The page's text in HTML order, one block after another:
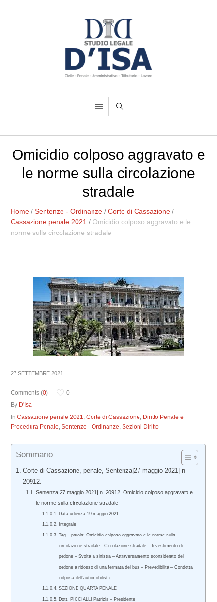
Omicidio colposo aggravato e
le norme sulla circolazione
stradale
Home /Sentenze - Ordinanze /Corte di Cassazione /
Cassazione penale 2021 / Omicidio colposo aggravato e le
norme sulla circolazione stradale
27 SETTEMBRE 2021
Comments (0)
0
By D'Isa
InCassazione penale 2021,Corte di Cassazione, Diritto Penale e
Procedura Penale,Sentenze - Ordinanze,Sezioni Diritto
Sommario
Corte di Cassazione, penale, Sentenza|27 maggio 2021| n.
20912.
Sentenza|27 maggio 2021| n. 20912. Omicidio colposo aggravato e
le norme sulla circolazione stradale
Data udienza 19 maggio 2021
Integrale
Tag – parola: Omicidio colposo aggravato e le norme sulla
circolazione stradale- Circolazione stradale – Investimento di
pedone – Svolta a sinistra – Attraversamento sconsiderato del
pedone a ridosso di una fermata del bus – Prevedibilità – Condotta
colposa dell’automobilista
SEZIONE QUARTA PENALE
Dott. PICCIALLI Patrizia – Presidente